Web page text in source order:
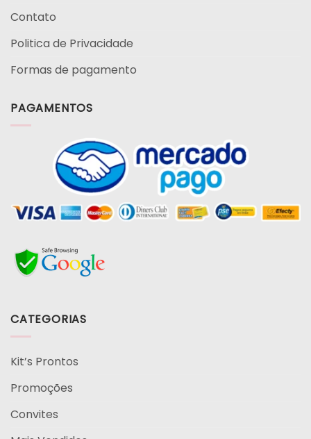
Contato
Politica de Privacidade
Formas de pagamento
PAGAMENTOS
CATEGORIAS
Kit’s Prontos
Promoções
Convites